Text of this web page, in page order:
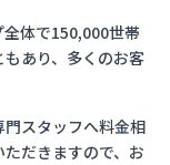
体で150,000世帯
あり、多くのお客
スタッフへ料金相
だきますので、お